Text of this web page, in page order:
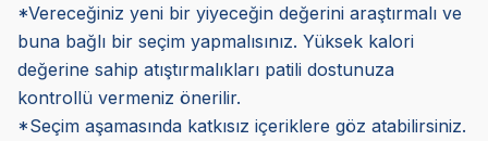
*Vereceğiniz yeni bir yiyeceğin değerini araştırmalı ve
buna bağlı bir seçim yapmalısınız. Yüksek kalori
değerine sahip atıştırmalıkları patili dostunuza
kontrollü vermeniz önerilir.
*Seçim aşamasında katkısız içeriklere göz atabilirsiniz.